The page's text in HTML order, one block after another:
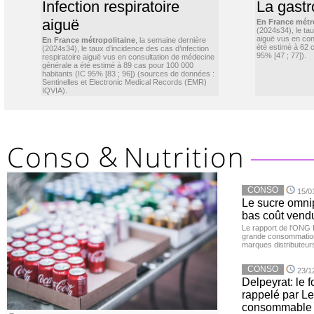
Infection respiratoire
aiguë
En France métropolitaine , la semaine dernière
(2024s34), le taux d’incidence des cas d’infection
respiratoire aiguë vus en consultation de médecine
générale a été estimé à 89 cas pour 100 000
habitants (IC 95% [83 ; 96]) (sources de données :
Sentinelles et Electronic Medical Records (EMR)
IQVIA).
La
En France
(2024s34), le
aiguë vus en
été estimé à 62
95% [47 ; 77]).
CONSO 15/
Le sucre
bas coût
Le rapport de l'ONG
grande
marques
CONSO 23/
Delpeyrat: le
rappelé par
consommable